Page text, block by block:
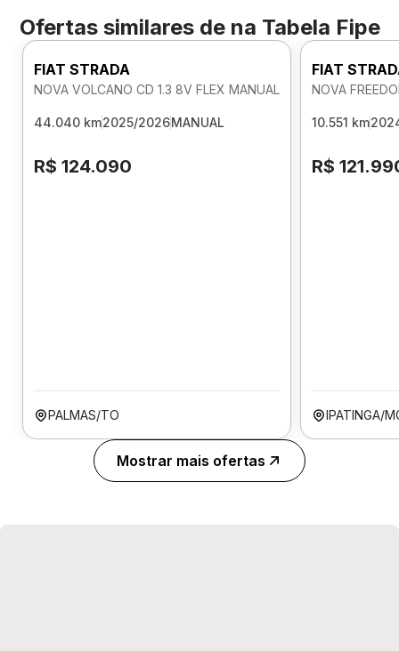
Ofertas similares de na Tabela Fipe
FIAT STRADA
NOVA VOLCANO CD 1.3 8V FLEX MANUAL
44.040 km2025/2026MANUAL
R$ 124.090
PALMAS/TO
FIAT
NOVA
10.551 km
R$
IPATINGA/
Mostrar mais ofertas